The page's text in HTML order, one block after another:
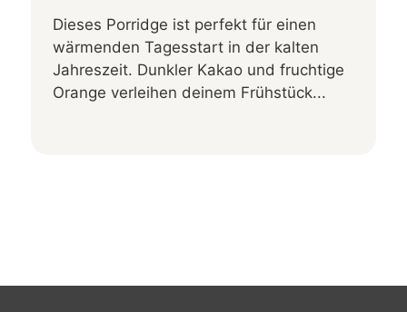
Dieses Porridge ist perfekt für einen
wärmenden Tagesstart in der kalten
Jahreszeit. Dunkler Kakao und fruchtige
Orange verleihen deinem Frühstück...